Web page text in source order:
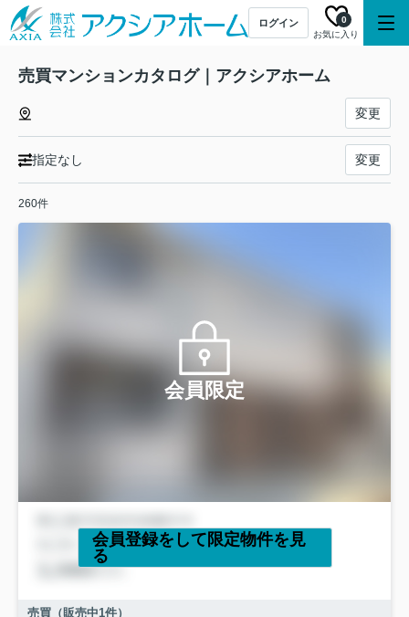
ログイン
お気に入り
0
売買マンションカタログ｜アクシアホーム
変更
指定なし 変更
260件
会員限定
会員登録をして限定物件を見
る
売買（販売中1件）